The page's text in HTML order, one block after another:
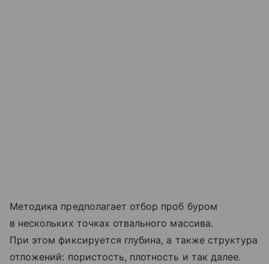
Методика предполагает отбор проб буром
в нескольких точках отвального массива.
При этом фиксируется глубина, а также структура
отложений: пористость, плотность и так далее.